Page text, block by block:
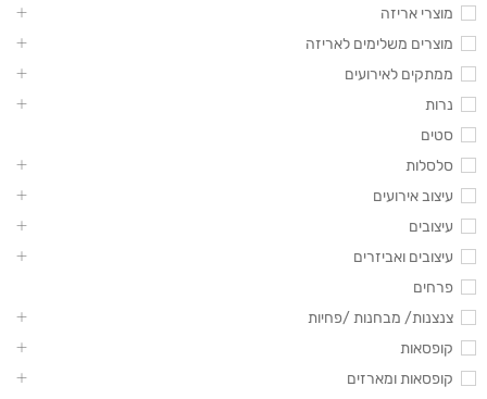
מוצרי אריזה
מוצרים משלימים לאריזה
ממתקים לאירועים
נרות
סטים
סלסלות
עיצוב אירועים
עיצובים
עיצובים ואביזרים
פרחים
צנצנות/ מבחנות /פחיות
קופסאות
קופסאות ומארזים